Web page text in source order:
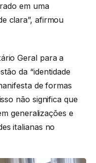
em uma
clara”, afirmou
Geral para a
da “identidade
de formas
não significa que
generalizações e
italianas no